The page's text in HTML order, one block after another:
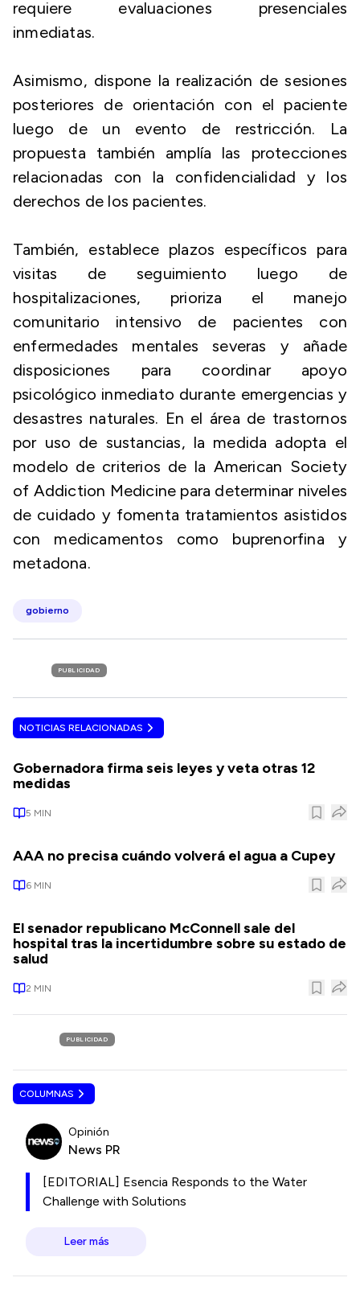
requiere evaluaciones presenciales
inmediatas.
Asimismo, dispone la realización de sesiones
posteriores de orientación con el paciente
luego de un evento de restricción. La
propuesta también amplía las protecciones
relacionadas con la confidencialidad y los
derechos de los pacientes.
También, establece plazos específicos para
visitas de seguimiento luego de
hospitalizaciones, prioriza el manejo
comunitario intensivo de pacientes con
enfermedades mentales severas y añade
disposiciones para coordinar apoyo
psicológico inmediato durante emergencias y
desastres naturales. En el área de trastornos
por uso de sustancias, la medida adopta el
modelo de criterios de la American Society
of Addiction Medicine para determinar niveles
de cuidado y fomenta tratamientos asistidos
con medicamentos como buprenorfina y
metadona.
gobierno
PUBLICIDAD
NOTICIAS RELACIONADAS
Gobernadora firma seis leyes y veta otras 12
medidas
5 MIN
AAA no precisa cuándo volverá el agua a Cupey
6 MIN
El senador republicano McConnell sale del
hospital tras la incertidumbre sobre su estado de
salud
2 MIN
PUBLICIDAD
COLUMNAS
Opinión
News PR
[EDITORIAL] Esencia Responds to the Water
Challenge with Solutions
Leer más